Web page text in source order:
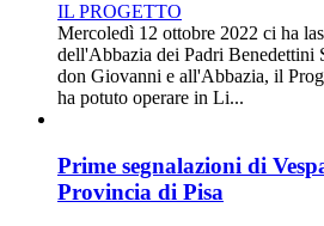
IL PROGETTO
Mercoledì 12 ottobre 2022 ci ha
dell'Abbazia dei Padri Benedettini
don Giovanni e all'Abbazia, il
ha potuto operare in Li...
Prime segnalazioni di
Provincia di Pisa